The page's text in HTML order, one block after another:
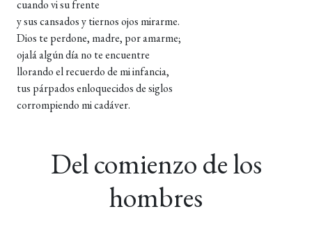
cuando vi su frente
y sus cansados y tiernos ojos mirarme.
Dios te perdone, madre, por amarme;
ojalá algún día no te encuentre
llorando el recuerdo de mi infancia,
tus párpados enloquecidos de siglos
corrompiendo mi cadáver.
Del comienzo de los
hombres